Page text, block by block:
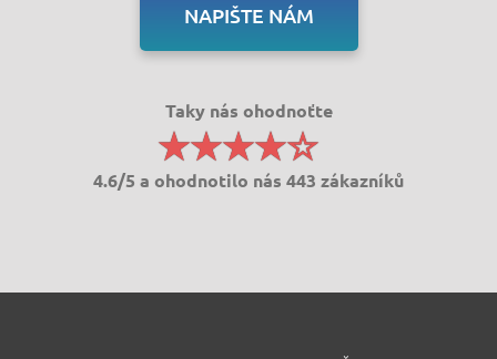
NAPIŠTE NÁM
Taky nás ohodnoťte
4.6/5 a ohodnotilo nás 443 zákazníků